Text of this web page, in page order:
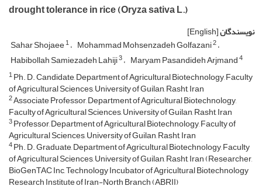
drought tolerance in rice (Oryza sativa L.)
نویسندگان[English]
Sahar Shojaee1 Mohammad Mohsenzadeh Golfazani2
Habibollah Samiezadeh Lahiji3 Maryam Pasandideh Arjmand4
1Ph. D. Candidate, Department of Agricultural Biotechnology, Faculty
of Agricultural Sciences, University of Guilan, Rasht, Iran
2Associate Professor, Department of Agricultural Biotechnology,
Faculty of Agricultural Sciences, University of Guilan, Rasht, Iran
3Professor, Department of Agricultural Biotechnology, Faculty of
Agricultural Sciences, University of Guilan, Rasht, Iran
4Ph. D. Graduate, Department of Agricultural Biotechnology, Faculty
of Agricultural Sciences, University of Guilan, Rasht, Iran (Researcher,
BioGenTAC Inc, Technology Incubator of Agricultural Biotechnology
Research Institute of Iran-North Branch (ABRII)